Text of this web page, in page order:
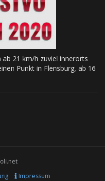
21 km/h zuviel innerorts
Punkt in Flensburg, ab 16
Impressum